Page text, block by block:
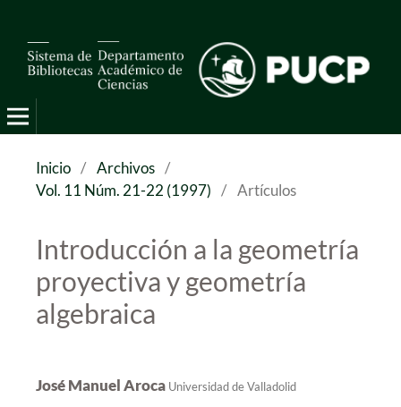
Inicio / Archivos /
Vol. 11 Núm. 21-22 (1997) / Artículos
Introducción a la geometría
proyectiva y geometría
algebraica
José Manuel Aroca Universidad de Valladolid